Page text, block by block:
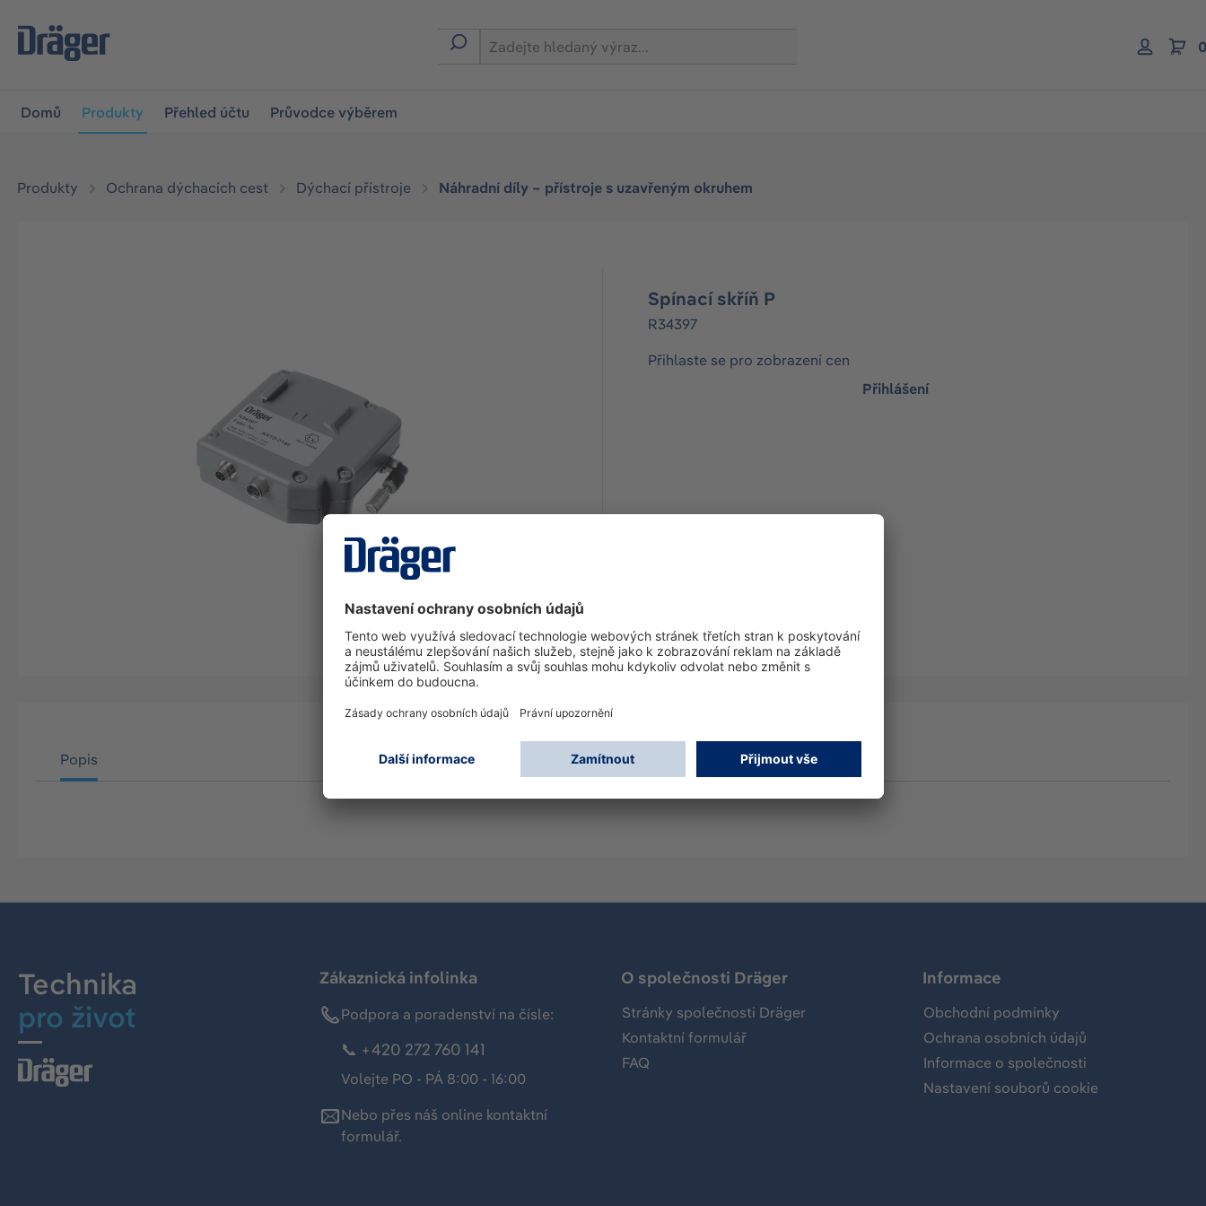
na hlavní navigaci
Domů Produkty Přehled účtu Průvodce výběrem
Produkty Ochrana dýchacích cest Dýchací přístroje Náhradní díly – přístroje s uzavřeným okruhem
Spínací skříň P
R34397
Přihlaste se pro zobrazení cen
Přihlášení
Popis
Technika
pro život
Zákaznická infolinka
Podpora a poradenství na čísle:
📞 +420 272 760 141
Volejte PO - PÁ 8:00 - 16:00
Nebo přes náš online kontaktní
formulář.
O společnosti Dräger
Stránky společnosti Dräger
Kontaktní formulář
FAQ
Informace
Obchodní podmínky
Ochrana osobních údajů
Informace o společnosti
Nastavení souborů cookie